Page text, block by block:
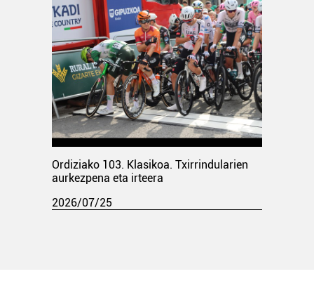
Ordiziako 103. Klasikoa. Txirrindularien
aurkezpena eta irteera
2026/07/25